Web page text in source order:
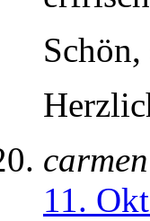
Schön,
carmen
11.